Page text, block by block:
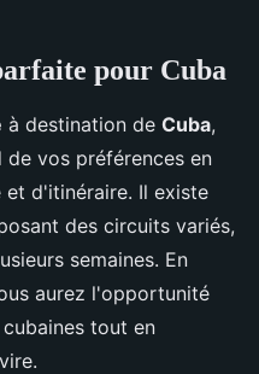
pour Cuba
à destination de Cuba,
vos préférences en
d'itinéraire. Il existe
des circuits variés,
semaines. En
aurez l'opportunité
tout en